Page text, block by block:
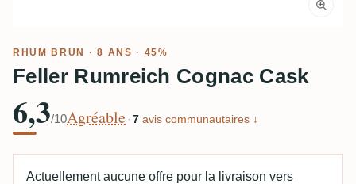
RHUM BRUN · 8 ANS · 45%
Feller Rumreich Cognac Cask
6,3/10Agréable · 7 avis communautaires ↓
Actuellement aucune offre pour la livraison vers